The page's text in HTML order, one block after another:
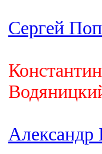
Сергей
Константин
Александр